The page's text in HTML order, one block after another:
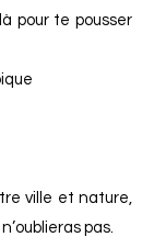
pour te pousser
ville et nature,
pas.